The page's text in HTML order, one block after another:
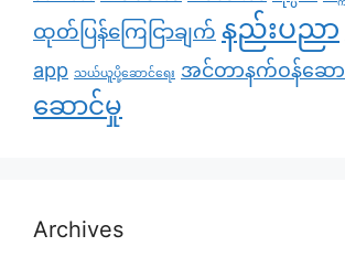
ထုတ်ပြန်ကြေငြာချက် နည်းပညာ
app သယ်ယူပို့ဆောင်ရေး အင်တာနက်ဝန်ဆော
ဆောင်မှု
Archives